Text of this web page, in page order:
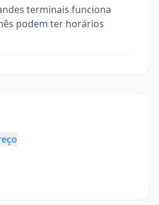
terminais funciona
podem ter horários